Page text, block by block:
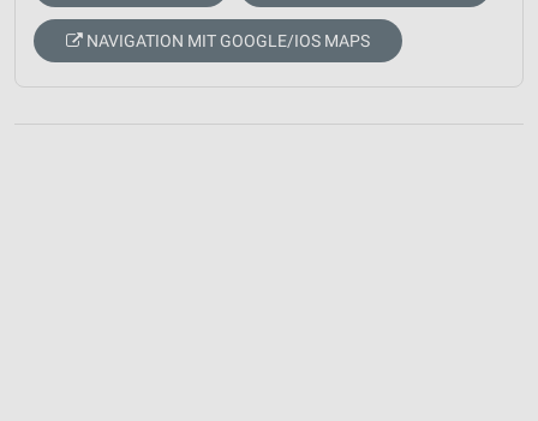
NAVIGATION MIT GOOGLE/IOS MAPS